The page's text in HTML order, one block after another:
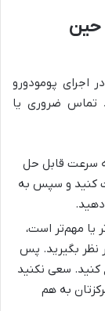
حین
اجرای پومودورو
تماس ضروری یا
سرعت قابل حل
کنید و سپس به
دهید.
یا مهم‌تر است،
نظر بگیرید. پس
سعی نکنید
به هم